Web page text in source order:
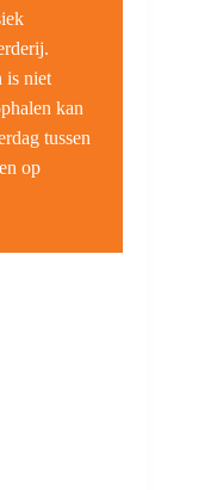
is niet
kan
tussen
op